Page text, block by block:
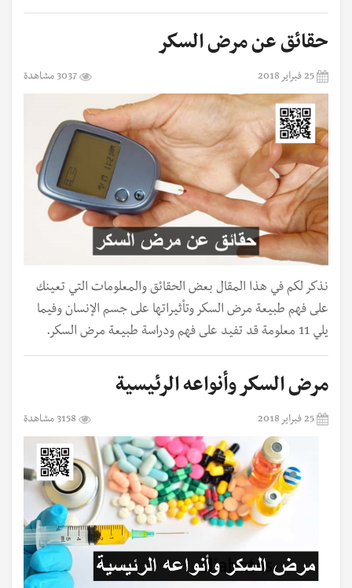
حقائق عن مرض السكر
25 فبراير 2018 3037 مشاهدة
نذكر لكم في هذا المقال بعض الحقائق والمعلومات التي تعينك
على فهم طبيعة مرض السكر وتأثيراتها على جسم الإنسان وفيما
يلي 11 معلومة قد تفيد على فهم ودراسة طبيعة مرض السكر.
مرض السكر وأنواعه الرئيسية
25 فبراير 2018 3158 مشاهدة